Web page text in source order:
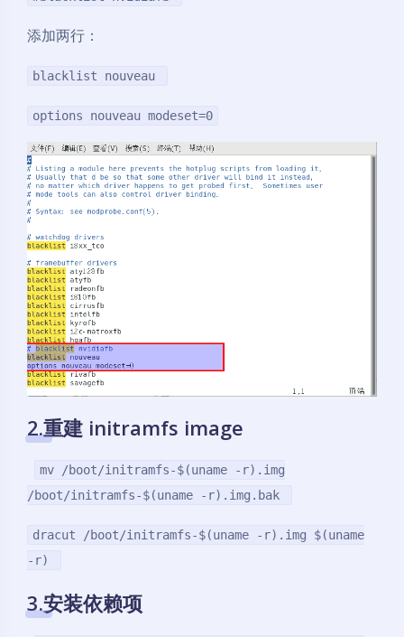
添加两行：
blacklist nouveau
options nouveau modeset=0
2.重建 initramfs image
mv /boot/initramfs-$(uname -r).img
/boot/initramfs-$(uname -r).img.bak
dracut /boot/initramfs-$(uname -r).img $(uname
-r)
3.安装依赖项